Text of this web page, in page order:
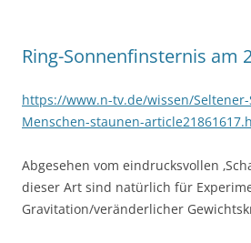
Ring-Sonnenfinsternis am
https://www.n-tv.de/wissen/
Menschen-staunen-
Abgesehen vom eindrucksvollen
dieser Art sind natürlich für
Gravitation/veränderlicher